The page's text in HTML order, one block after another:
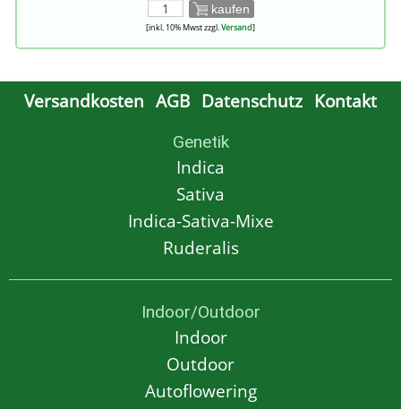
kaufen
[inkl. 10% Mwst zzgl.Versand]
Versandkosten AGB Datenschutz Kontakt
Genetik
Indica
Sativa
Indica-Sativa-Mixe
Ruderalis
Indoor/Outdoor
Indoor
Outdoor
Autoflowering